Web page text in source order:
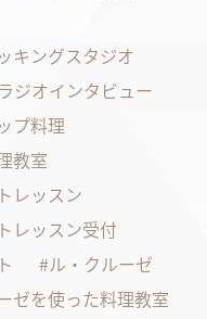
キングスタジオ
ラジオインタビュー
プ料理
教室
レッスン
レッスン受付
ル・クルーゼ
ゼを使った料理教室